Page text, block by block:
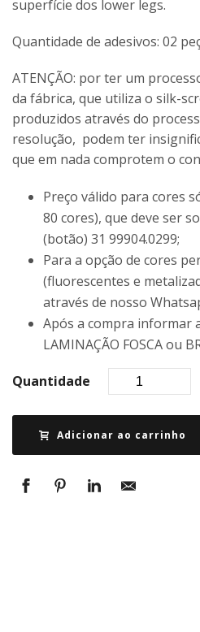
superfície dos lower legs.
Quantidade de adesivos: 02
ATENÇÃO: por ter um
da fábrica, que utiliza o silk-
produzidos através do
resolução, podem ter
que em nada comprotem o
Preço válido para cores
80 cores), que deve ser
(botão) 31 99904.0299;
Para a opção de cores
(fluorescentes e
através de nosso
Após a compra informar
LAMINAÇÃO FOSCA ou
Quantidade
Adicionar ao carrinho